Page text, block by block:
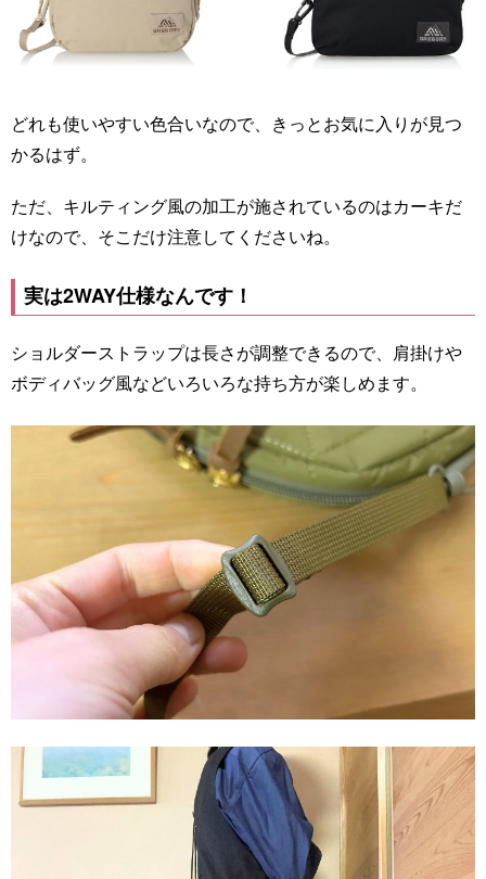
どれも使いやすい色合いなので、きっとお気に入りが見つ
かるはず。
ただ、キルティング風の加工が施されているのはカーキだ
けなので、そこだけ注意してくださいね。
実は2WAY仕様なんです！
ショルダーストラップは長さが調整できるので、肩掛けや
ボディバッグ風などいろいろな持ち方が楽しめます。